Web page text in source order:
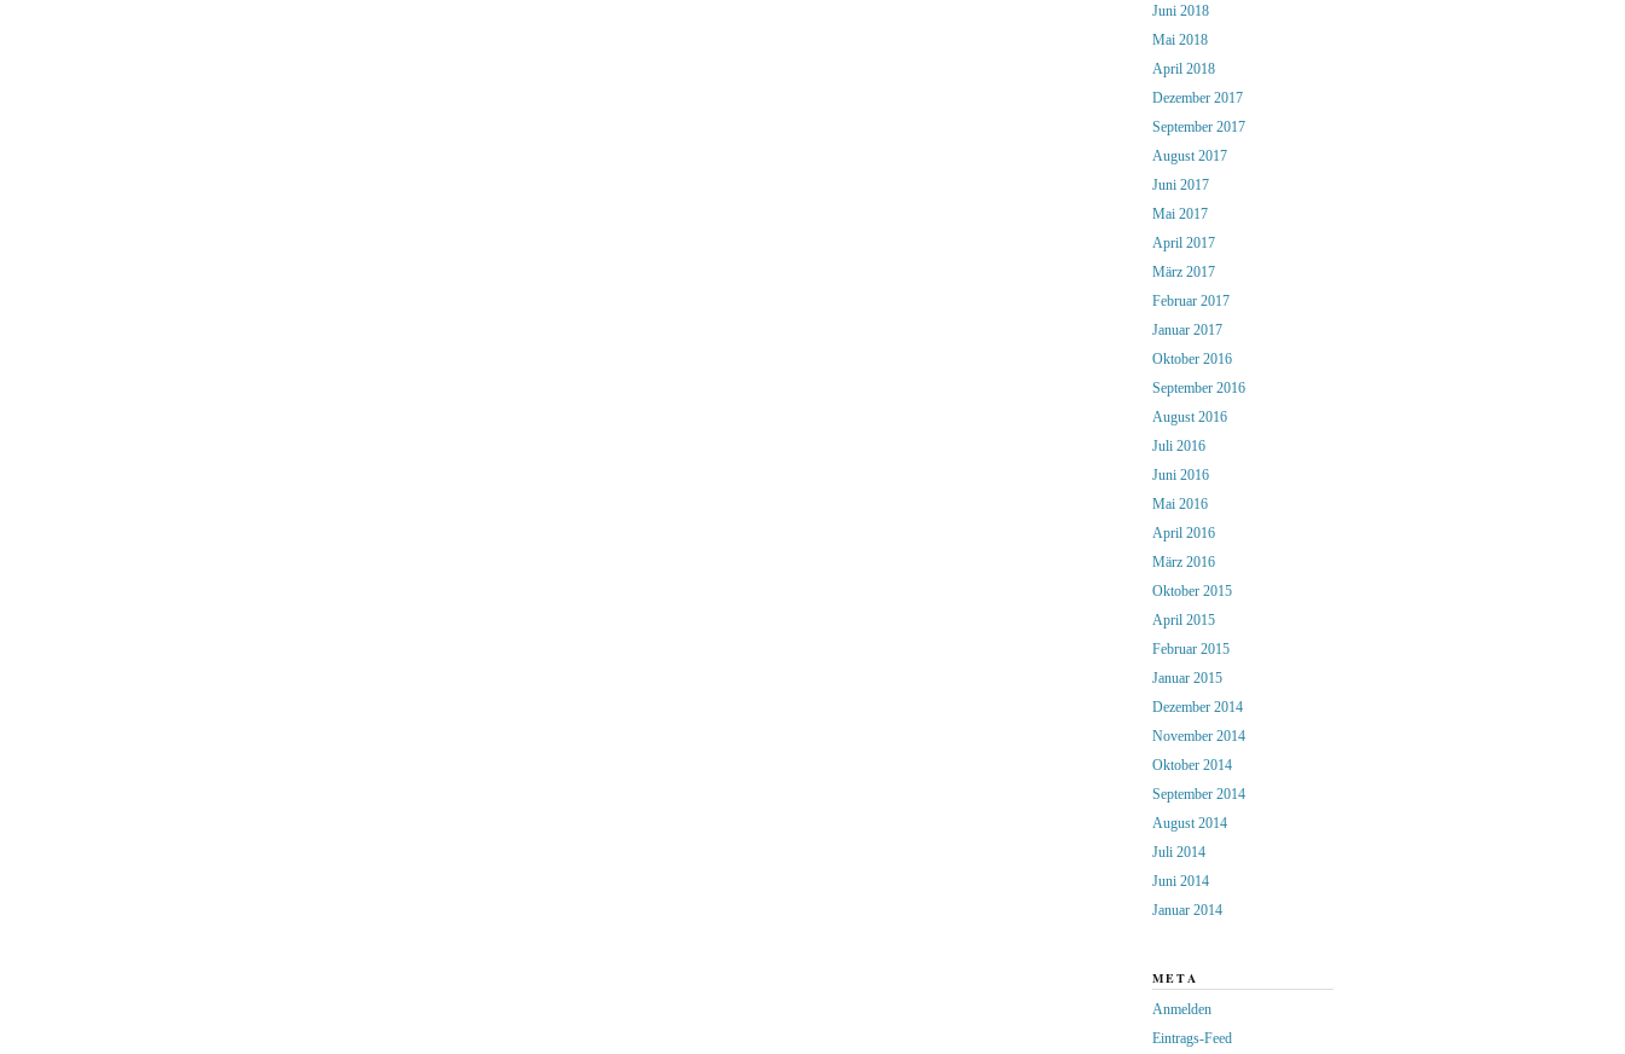
Juni 2018
Mai 2018
April 2018
Dezember 2017
September 2017
August 2017
Juni 2017
Mai 2017
April 2017
März 2017
Februar 2017
Januar 2017
Oktober 2016
September 2016
August 2016
Juli 2016
Juni 2016
Mai 2016
April 2016
März 2016
Oktober 2015
April 2015
Februar 2015
Januar 2015
Dezember 2014
November 2014
Oktober 2014
September 2014
August 2014
Juli 2014
Juni 2014
Januar 2014
META
Anmelden
Eintrags-Feed